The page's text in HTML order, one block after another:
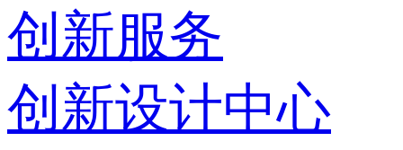
创新服务
创新设计中心